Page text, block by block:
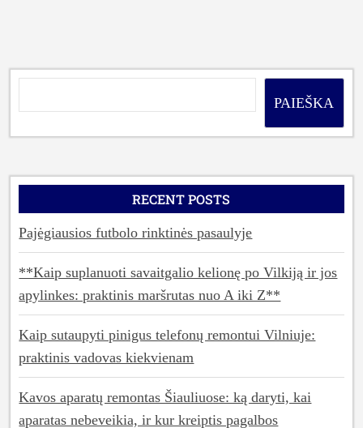
PAIEŠKA
RECENT POSTS
Pajėgiausios futbolo rinktinės pasaulyje
**Kaip suplanuoti savaitgalio kelionę po Vilkiją ir jos
apylinkes: praktinis maršrutas nuo A iki Z**
Kaip sutaupyti pinigus telefonų remontui Vilniuje:
praktinis vadovas kiekvienam
Kavos aparatų remontas Šiauliuose: ką daryti, kai
aparatas nebeveikia, ir kur kreiptis pagalbos